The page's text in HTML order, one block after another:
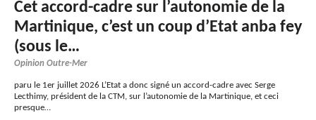
Cet accord-cadre sur l’autonomie de la
Martinique, c’est un coup d’Etat anba fey
(sous le…
Opinion Outre-Mer
paru le 1er juillet 2026 L’Etat a donc signé un accord-cadre avec Serge
Lecthimy, président de la CTM, sur l’autonomie de la Martinique, et ceci
presque…